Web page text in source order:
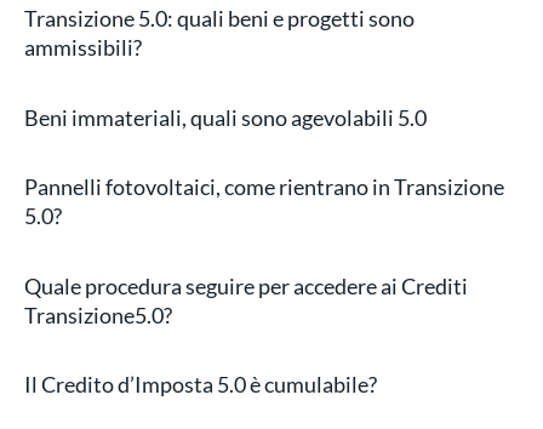
Transizione 5.0: quali beni e progetti sono
ammissibili?
Beni immateriali, quali sono agevolabili 5.0
Pannelli fotovoltaici, come rientrano in Transizione
5.0?
Quale procedura seguire per accedere ai Crediti
Transizione5.0?
Il Credito d’Imposta 5.0 è cumulabile?